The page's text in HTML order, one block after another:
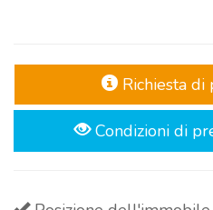
Richiesta di
Condizioni di